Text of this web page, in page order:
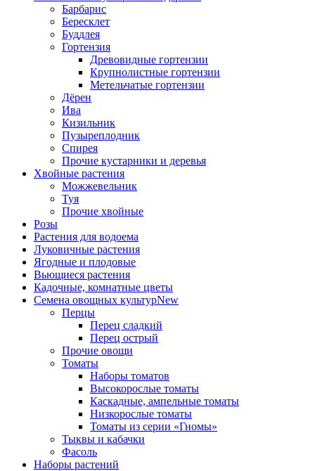
Барбарис
Бересклет
Буддлея
Гортензия
Древовидные гортензии
Крупнолистные гортензии
Метельчатые гортензии
Дёрен
Ива
Кизильник
Пузыреплодник
Спирея
Прочие кустарники и деревья
Хвойные растения
Можжевельник
Туя
Прочие хвойные
Розы
Растения для водоема
Луковичные растения
Ягодные и плодовые
Вьющиеся растения
Кадочные, комнатные цветы
Семена овощных культурNew
Перцы
Перец сладкий
Перец острый
Прочие овощи
Томаты
Наборы томатов
Высокорослые томаты
Каскадные, ампельные томаты
Низкорослые томаты
Томаты из серии «Гномы»
Тыквы и кабачки
Фасоль
Наборы растений